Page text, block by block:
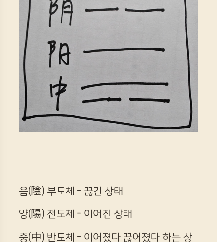
음(陰) 부도체 - 끊긴 상태
양(陽) 전도체 - 이어진 상태
중(中) 반도체 - 이어졌다 끊어졌다 하는 상